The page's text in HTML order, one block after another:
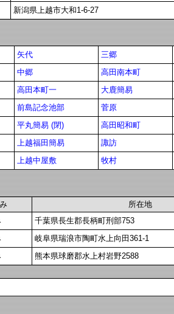
新潟県上越市大和1-6-27
矢代
三郷
中郷
高田南本町
高田本町一
大鹿簡易
前島記念池部
菅原
平丸簡易 (閉)
高田昭和町
上越福田簡易
諏訪
上越中屋敷 牧村
所在地
千葉県長生郡長柄町刑部753
岐阜県瑞浪市陶町水上向田361-1
熊本県球磨郡水上村岩野2588